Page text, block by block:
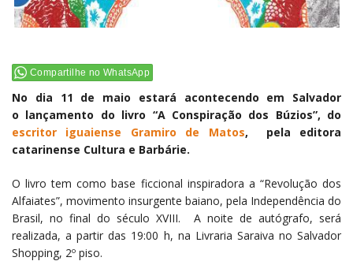
Compartilhe no WhatsApp
No dia 11 de maio estará acontecendo em Salvador
o lançamento do livro “A Conspiração dos Búzios”, do
escritor iguaiense Gramiro de Matos, pela editora
catarinense Cultura e Barbárie.
O livro tem como base ficcional inspiradora a “Revolução dos
Alfaiates”, movimento insurgente baiano, pela Independência do
Brasil, no final do século XVIII. A noite de autógrafo, será
realizada, a partir das 19:00 h, na Livraria Saraiva no Salvador
Shopping, 2º piso.